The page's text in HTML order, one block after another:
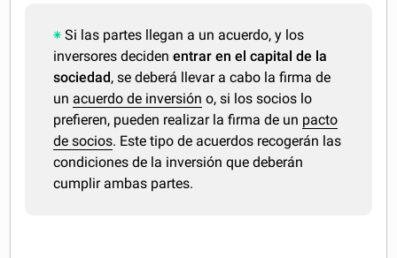
Si las partes llegan a un acuerdo, y los
inversores decidenentrar en el capital de la
sociedad, se deberá llevar a cabo la firma de
un acuerdo de inversión o, si los socios lo
prefieren, pueden realizar la firma de un pacto
de socios. Este tipo de acuerdos recogerán las
condiciones de la inversión que deberán
cumplir ambas partes.